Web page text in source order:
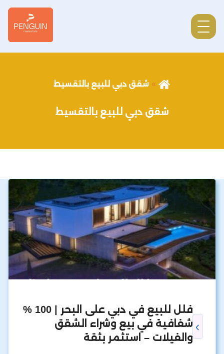
شقق دبي للبيع بالتقسيط
شقق دبي للبيع بالتقسيط
فلل للبيع في دبي على البحر | 100 %
شفافية في بيع وشراء الشقق
والفيلات – استثمر بثقة